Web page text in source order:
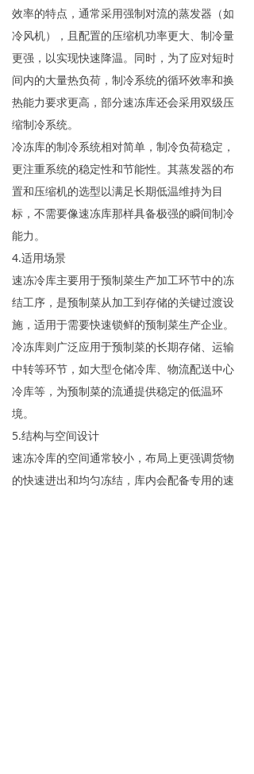
效率的特点，通常采用强制对流的蒸发器（如
冷风机），且配置的压缩机功率更大、制冷量
更强，以实现快速降温。同时，为了应对短时
间内的大量热负荷，制冷系统的循环效率和换
热能力要求更高，部分速冻库还会采用双级压
缩制冷系统。
冷冻库的制冷系统相对简单，制冷负荷稳定，
更注重系统的稳定性和节能性。其蒸发器的布
置和压缩机的选型以满足长期低温维持为目
标，不需要像速冻库那样具备极强的瞬间制冷
能力。
4.适用场景
速冻冷库主要用于预制菜生产加工环节中的冻
结工序，是预制菜从加工到存储的关键过渡设
施，适用于需要快速锁鲜的预制菜生产企业。
冷冻库则广泛应用于预制菜的长期存储、运输
中转等环节，如大型仓储冷库、物流配送中心
冷库等，为预制菜的流通提供稳定的低温环
境。
5.结构与空间设计
速冻冷库的空间通常较小，布局上更强调货物
的快速进出和均匀冻结，库内会配备专用的速